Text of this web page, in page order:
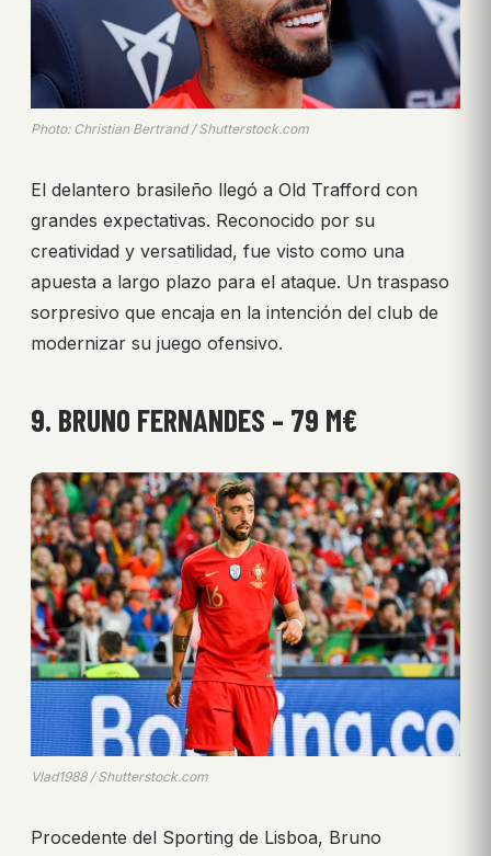
Photo: Christian Bertrand / Shutterstock.com
El delantero brasileño llegó a Old Trafford con
grandes expectativas. Reconocido por su
creatividad y versatilidad, fue visto como una
apuesta a largo plazo para el ataque. Un traspaso
sorpresivo que encaja en la intención del club de
modernizar su juego ofensivo.
9. BRUNO FERNANDES – 79 M€
Vlad1988 / Shutterstock.com
Procedente del Sporting de Lisboa, Bruno